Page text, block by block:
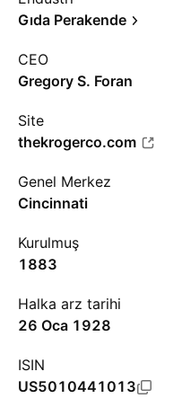
Gıda Perakende
CEO
Gregory S. Foran
Site
thekrogerco.com
Genel Merkez
Cincinnati
Kurulmuş
1883
Halka arz tarihi
26 Oca 1928
ISIN
US5010441013